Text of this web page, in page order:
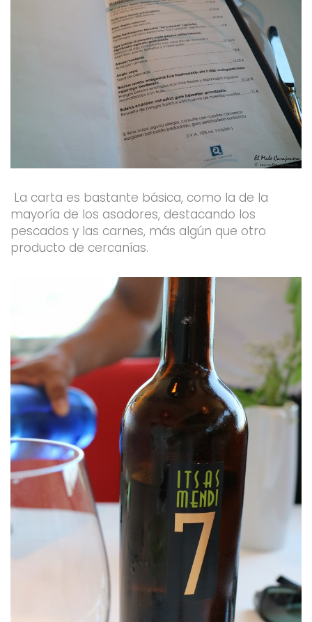
La carta es bastante básica, como la de la
mayoría de los asadores, destacando los
pescados y las carnes, más algún que otro
producto de cercanías.